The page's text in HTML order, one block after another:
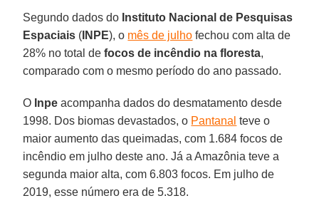
Segundo dados do Instituto Nacional de Pesquisas
Espaciais ( INPE), o mês de julho fechou com alta de
28% no total defocos de incêndio na floresta,
comparado com o mesmo período do ano passado.
O Inpe acompanha dados do desmatamento desde
1998. Dos biomas devastados, o Pantanal teve o
maior aumento das queimadas, com 1.684 focos de
incêndio em julho deste ano. Já a Amazônia teve a
segunda maior alta, com 6.803 focos. Em julho de
2019, esse número era de 5.318.